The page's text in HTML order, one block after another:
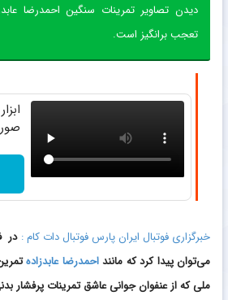
تعجب برانگیز است.
خبرگزاری فوتبال ایران پارس فوتبال دات کام : در
می‌توان پیدا کرد که ماننداحمدرضا عابدزاده
ملی که از عنفوان جوانی عاشق تمرینات پرفشار